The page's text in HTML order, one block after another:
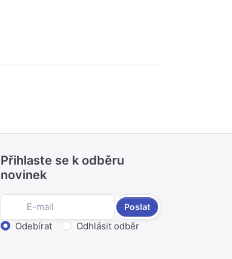
Přihlaste se k odběru
novinek
Poslat
Zvolte akci
Odebírat Odhlásit odběr